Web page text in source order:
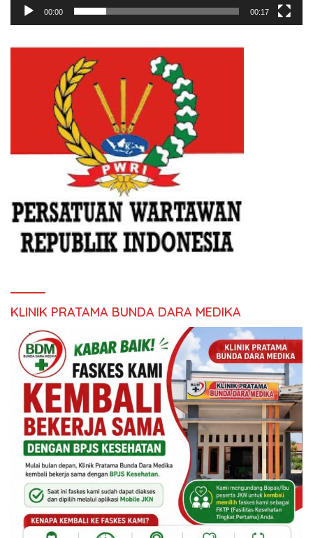
00:00 00:17
KLINIK PRATAMA BUNDA DARA MEDIKA